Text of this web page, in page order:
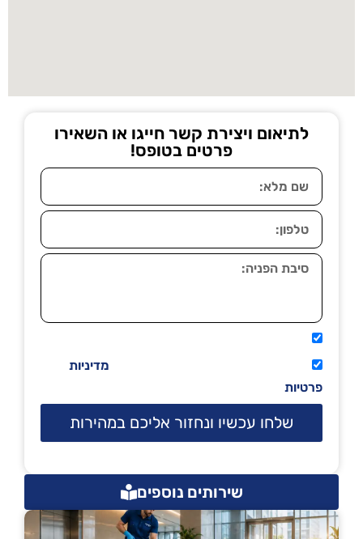
לתיאום ויצירת קשר חייגו או השאירו
פרטים בטופס!
מדיניות
פרטיות
שלחו עכשיו ונחזור אליכם במהירות
שירותים נוספים